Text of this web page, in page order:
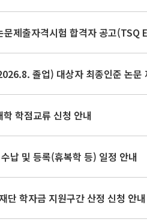
문제출자격시험 합격자 공고
졸업) 대상자 최종인준 논문
학점교류 신청 안내
납 및 등록(휴복학 등) 일정 안내
단 학자금 지원구간 산정 신청 안내